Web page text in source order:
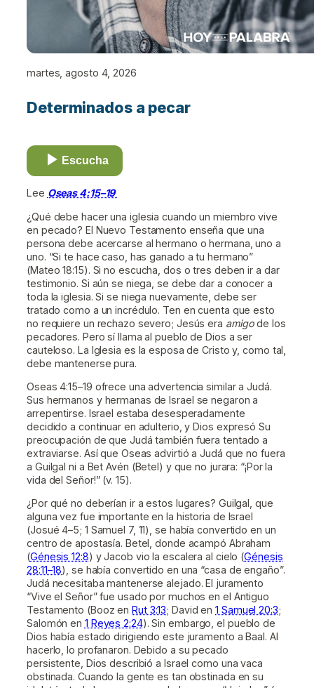
martes, agosto 4, 2026
Determinados a pecar
Escucha
Lee Oseas 4:15–19
¿Qué debe hacer una iglesia cuando un miembro vive
en pecado? El Nuevo Testamento enseña que una
persona debe acercarse al hermano o hermana, uno a
uno. “Si te hace caso, has ganado a tu hermano”
(Mateo 18:15). Si no escucha, dos o tres deben ir a dar
testimonio. Si aún se niega, se debe dar a conocer a
toda la iglesia. Si se niega nuevamente, debe ser
tratado como a un incrédulo. Ten en cuenta que esto
no requiere un rechazo severo; Jesús era amigode los
pecadores. Pero sí llama al pueblo de Dios a ser
cauteloso. La Iglesia es la esposa de Cristo y, como tal,
debe mantenerse pura.
Oseas 4:15–19 ofrece una advertencia similar a Judá.
Sus hermanos y hermanas de Israel se negaron a
arrepentirse. Israel estaba desesperadamente
decidido a continuar en adulterio, y Dios expresó Su
preocupación de que Judá también fuera tentado a
extraviarse. Así que Oseas advirtió a Judá que no fuera
a Guilgal ni a Bet Avén (Betel) y que no jurara: “¡Por la
vida del Señor!” (v. 15).
¿Por qué no deberían ir a estos lugares? Guilgal, que
alguna vez fue importante en la historia de Israel
(Josué 4–5; 1 Samuel 7, 11), se había convertido en un
centro de apostasía. Betel, donde acampó Abraham
(Génesis 12:8) y Jacob vio la escalera al cielo (Génesis
28:11–18), se había convertido en una “casa de engaño”.
Judá necesitaba mantenerse alejado. El juramento
“Vive el Señor” fue usado por muchos en el Antiguo
Testamento (Booz en Rut 3:13; David en1 Samuel 20:3;
Salomón en 1 Reyes 2:24). Sin embargo, el pueblo de
Dios había estado dirigiendo este juramento a Baal. Al
hacerlo, lo profanaron. Debido a su pecado
persistente, Dios describió a Israel como una vaca
obstinada. Cuando la gente es tan obstinada en su